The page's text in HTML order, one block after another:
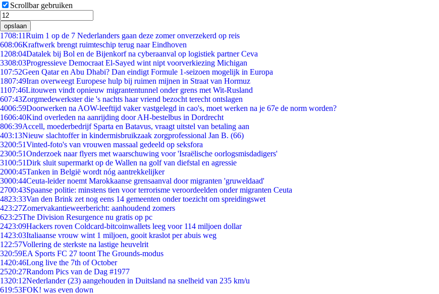
Scrollbar gebruiken
opslaan
1708:11Ruim 1 op de 7 Nederlanders gaan deze zomer onverzekerd op reis
608:06Kraftwerk brengt ruimteschip terug naar Eindhoven
1208:04Datalek bij Bol en de Bijenkorf na cyberaanval op logistiek partner Ceva
3308:03Progressieve Democraat El-Sayed wint nipt voorverkiezing Michigan
107:52Geen Qatar en Abu Dhabi? Dan eindigt Formule 1-seizoen mogelijk in Europa
1807:49Iran overweegt Europese hulp bij ruimen mijnen in Straat van Hormuz
1107:46Litouwen vindt opnieuw migrantentunnel onder grens met Wit-Rusland
607:43Zorgmedewerkster die 's nachts haar vriend bezocht terecht ontslagen
4006:59Doorwerken na AOW-leeftijd vaker vastgelegd in cao's, moet werken na je 67e de norm worden?
1606:40Kind overleden na aanrijding door AH-bestelbus in Dordrecht
806:39Accell, moederbedrijf Sparta en Batavus, vraagt uitstel van betaling aan
403:13Nieuw slachtoffer in kindermisbruikzaak zorgprofessional Jan B. (66)
3200:51Vinted-foto's van vrouwen massaal gedeeld op seksfora
2300:51Onderzoek naar flyers met waarschuwing voor 'Israëlische oorlogsmisdadigers'
3100:51Dirk sluit supermarkt op de Wallen na golf van diefstal en agressie
2000:45Tanken in België wordt nóg aantrekkelijker
3000:44Ceuta-leider noemt Marokkaanse grensaanval door migranten 'gruweldaad'
2700:43Spaanse politie: minstens tien voor terrorisme veroordeelden onder migranten Ceuta
4823:33Van den Brink zet nog eens 14 gemeenten onder toezicht om spreidingswet
423:27Zomervakantieweerbericht: aanhoudend zomers
623:25The Division Resurgence nu gratis op pc
2423:09Hackers roven Coldcard-bitcoinwallets leeg voor 114 miljoen dollar
1423:03Italiaanse vrouw wint 1 miljoen, gooit kraslot per abuis weg
1 22:57Vollering de sterkste na lastige heuvelrit
320:59EA Sports FC 27 toont The Grounds-modus
1420:46Long live the 7th of October
2520:27Random Pics van de Dag #1977
1320:12Nederlander (23) aangehouden in Duitsland na snelheid van 235 km/u
619:53FOK! was even down